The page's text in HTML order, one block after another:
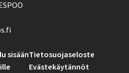
sisäänTietosuojaseloste
Evästekäytännöt